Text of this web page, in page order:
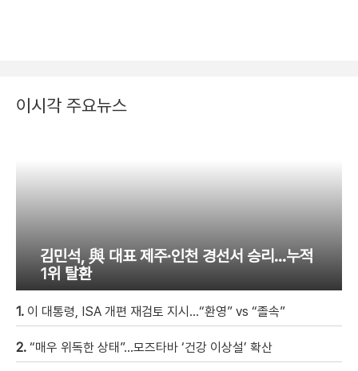
이시각 주요뉴스
김민석, 與 대표 제주·인천 경선서 승리…누적
1위 탈환
1. 이 대통령, ISA 개편 재검토 지시…“환영” vs “졸속”
2. “매우 위독한 상태”…모즈타바 ‘건강 이상설’ 확산